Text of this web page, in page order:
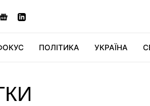
ПОЛІТИКА УКРАЇНА